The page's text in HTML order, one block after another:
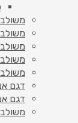
דגם
דגם
משולב